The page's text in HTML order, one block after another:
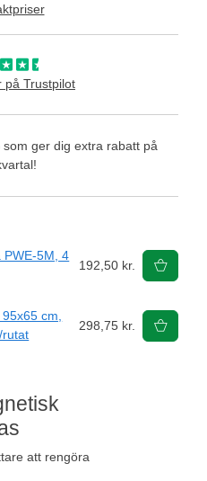
att rengöra
på Trustpilot
ger dig extra rabatt på
PWE-5M, 4
192,50 kr.
cm,
rutat
298,75 kr.